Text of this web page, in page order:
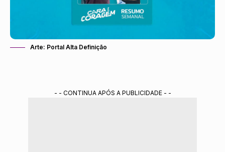
Arte: Portal Alta Definição
- - CONTINUA APÓS A PUBLICIDADE - -